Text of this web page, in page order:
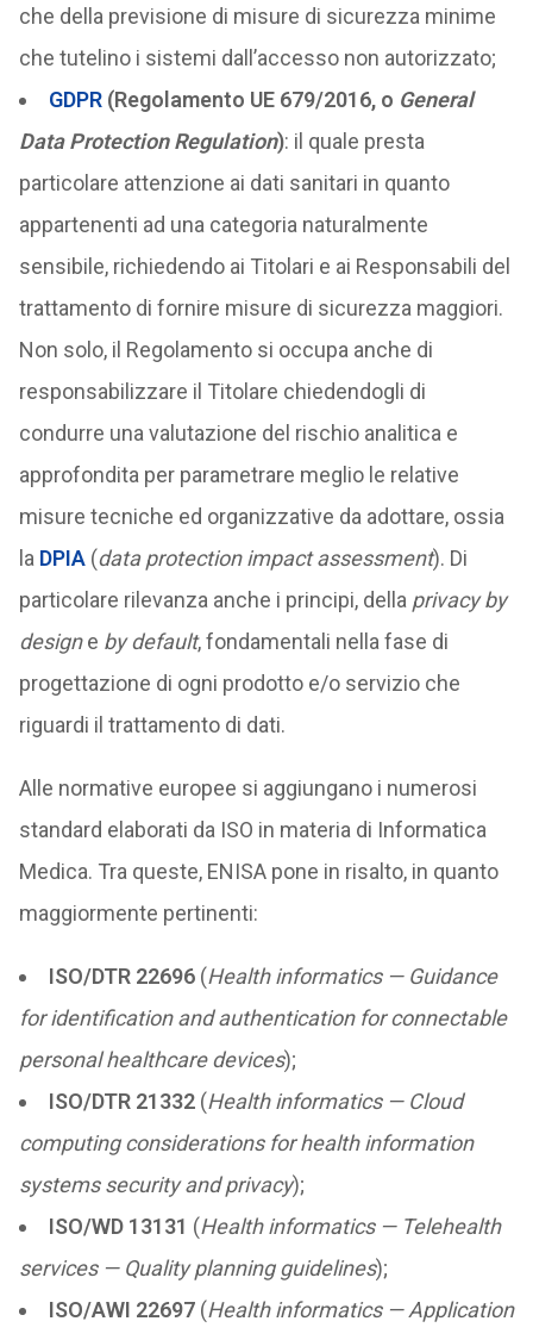
che della previsione di misure di sicurezza minime
che tutelino i sistemi dall’accesso non autorizzato;
GDPR(Regolamento UE 679/2016, o General
Data Protection Regulation): il quale presta
particolare attenzione ai dati sanitari in quanto
appartenenti ad una categoria naturalmente
sensibile, richiedendo ai Titolari e ai Responsabili del
trattamento di fornire misure di sicurezza maggiori.
Non solo, il Regolamento si occupa anche di
responsabilizzare il Titolare chiedendogli di
condurre una valutazione del rischio analitica e
approfondita per parametrare meglio le relative
misure tecniche ed organizzative da adottare, ossia
la DPIA(data protection impact assessment). Di
particolare rilevanza anche i principi, della privacy by
designe by default, fondamentali nella fase di
progettazione di ogni prodotto e/o servizio che
riguardi il trattamento di dati.
Alle normative europee si aggiungano i numerosi
standard elaborati da ISO in materia di Informatica
Medica. Tra queste, ENISA pone in risalto, in quanto
maggiormente pertinenti:
ISO/DTR 22696 (Health informatics — Guidance
for identification and authentication for connectable
personal healthcare devices);
ISO/DTR 21332 (Health informatics — Cloud
computing considerations for health information
systems security and privacy);
ISO/WD 13131 (Health informatics — Telehealth
services — Quality planning guidelines);
ISO/AWI 22697 (Health informatics — Application